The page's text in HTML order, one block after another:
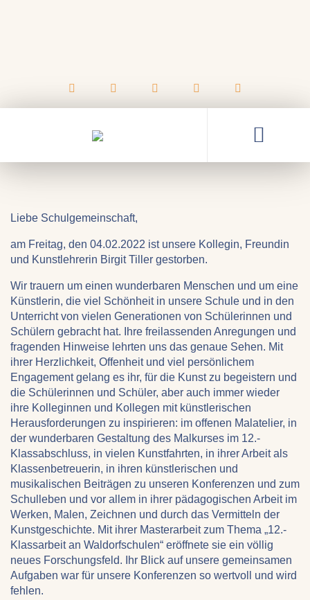
Ein Nachruf auf Birgit Tiller
Liebe Schulgemeinschaft,
am Freitag, den 04.02.2022 ist unsere Kollegin, Freundin
und Kunstlehrerin Birgit Tiller gestorben.
Wir trauern um einen wunderbaren Menschen und um eine
Künstlerin, die viel Schönheit in unsere Schule und in den
Unterricht von vielen Generationen von Schülerinnen und
Schülern gebracht hat. Ihre freilassenden Anregungen und
fragenden Hinweise lehrten uns das genaue Sehen. Mit
ihrer Herzlichkeit, Offenheit und viel persönlichem
Engagement gelang es ihr, für die Kunst zu begeistern und
die Schülerinnen und Schüler, aber auch immer wieder
ihre Kolleginnen und Kollegen mit künstlerischen
Herausforderungen zu inspirieren: im offenen Malatelier, in
der wunderbaren Gestaltung des Malkurses im 12.-
Klassabschluss, in vielen Kunstfahrten, in ihrer Arbeit als
Klassenbetreuerin, in ihren künstlerischen und
musikalischen Beiträgen zu unseren Konferenzen und zum
Schulleben und vor allem in ihrer pädagogischen Arbeit im
Werken, Malen, Zeichnen und durch das Vermitteln der
Kunstgeschichte. Mit ihrer Masterarbeit zum Thema „12.-
Klassarbeit an Waldorfschulen“ eröffnete sie ein völlig
neues Forschungsfeld. Ihr Blick auf unsere gemeinsamen
Aufgaben war für unsere Konferenzen so wertvoll und wird
fehlen.